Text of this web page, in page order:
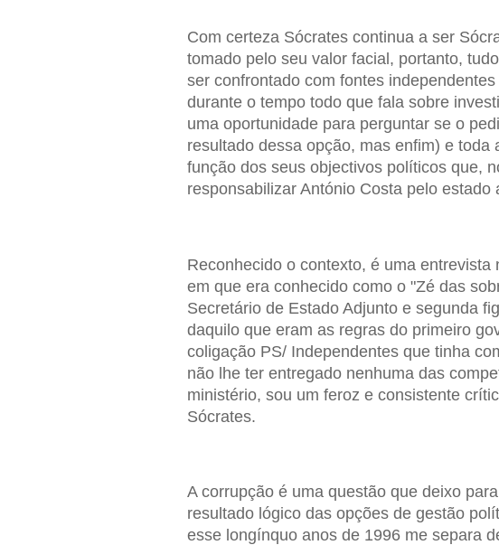
Com certeza Sócrates continua a ser
tomado pelo seu valor facial, portanto,
ser confrontado com fontes
durante o tempo todo que fala sobre
uma oportunidade para perguntar se o
resultado dessa opção, mas enfim) e toda
função dos seus objectivos políticos que,
responsabilizar António Costa pelo estado
Reconhecido o contexto, é uma
em que era conhecido como o "Zé das
Secretário de Estado Adjunto e segunda
daquilo que eram as regras do primeiro
coligação PS/ Independentes que tinha
não lhe ter entregado nenhuma das
ministério, sou um feroz e consistente
Sócrates.
A corrupção é uma questão que deixo
resultado lógico das opções de gestão
esse longínquo anos de 1996 me separa